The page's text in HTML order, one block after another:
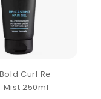
Curl Re-
250ml